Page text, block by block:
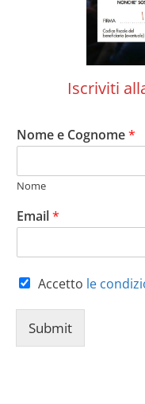
Iscriviti
Nome e Cognome*
Nome
Email*
Accetto le
Submit